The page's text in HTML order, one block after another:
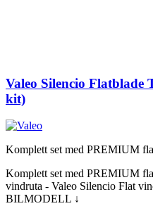
Valeo Silencio
kit)
Komplett set med PREMIUM
Komplett set med PREMIUM
vindruta - Valeo Silencio Flat
BILMODELL ↓